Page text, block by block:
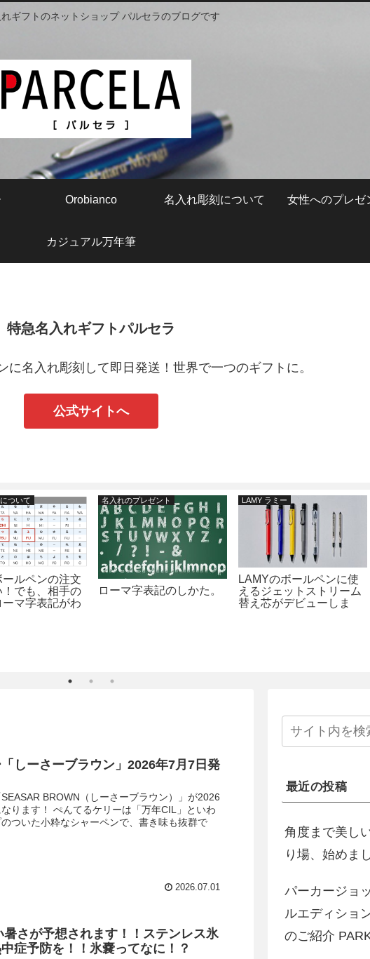
ギフトのネットショップ パルセラのブログです
Orobianco 名入れ彫刻について 女性へのプレゼ
カジュアル万年筆
特急名入れギフトパルセラ
に名入れ彫刻して即日発送！世界で一つのギフトに。
公式サイトへ
ついて
ルペンの注文
！でも、相手の
マ字表記がわ
名入れのプレゼント
ローマ字表記のしかた。
LAMY ラミー
LAMYのボールペンに使
えるジェットストリーム
替え芯がデビューしま
しーさーブラウン」2026年7月7日発
BROWN（しーさーブラウン）」が2026
ります！ ぺんてるケリーは「万年CIL」といわ
ついた小粋なシャーペンで、書き味も抜群で
2026.07.01
暑さが予想されます！！ステンレス氷
症予防を！！氷嚢ってなに！？
最近の投稿
角度まで美し
り場、始めま
パーカージョ
ルエディショ
のご紹介